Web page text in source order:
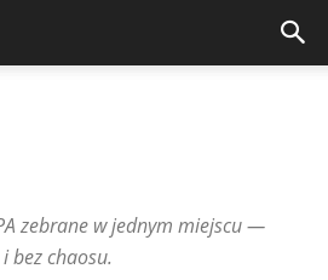
Hiszpania Holandia
Hongkong
Japonia
zebrane w jednym miejscu —
bez chaosu.